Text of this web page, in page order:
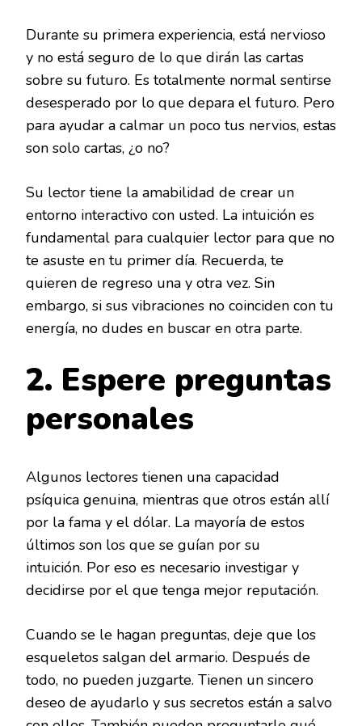
Durante su primera experiencia, está nervioso
y no está seguro de lo que dirán las cartas
sobre su futuro. Es totalmente normal sentirse
desesperado por lo que depara el futuro. Pero
para ayudar a calmar un poco tus nervios, estas
son solo cartas, ¿o no?
Su lector tiene la amabilidad de crear un
entorno interactivo con usted. La intuición es
fundamental para cualquier lector para que no
te asuste en tu primer día. Recuerda, te
quieren de regreso una y otra vez. Sin
embargo, si sus vibraciones no coinciden con tu
energía, no dudes en buscar en otra parte.
2. Espere preguntas
personales
Algunos lectores tienen una capacidad
psíquica genuina, mientras que otros están allí
por la fama y el dólar. La mayoría de estos
últimos son los que se guían por su
intuición. Por eso es necesario investigar y
decidirse por el que tenga mejor reputación.
Cuando se le hagan preguntas, deje que los
esqueletos salgan del armario. Después de
todo, no pueden juzgarte. Tienen un sincero
deseo de ayudarlo y sus secretos están a salvo